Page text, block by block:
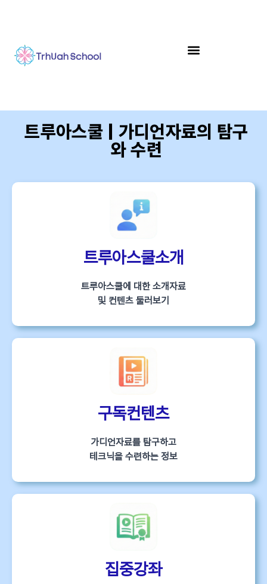
트루아스쿨 | 가디언자료의 탐구
와 수련
트루아스쿨소개
트루아스쿨에 대한 소개자료
및 컨텐츠 둘러보기
구독컨텐츠
가디언자료를 탐구하고
테크닉을 수련하는 정보
집중강좌